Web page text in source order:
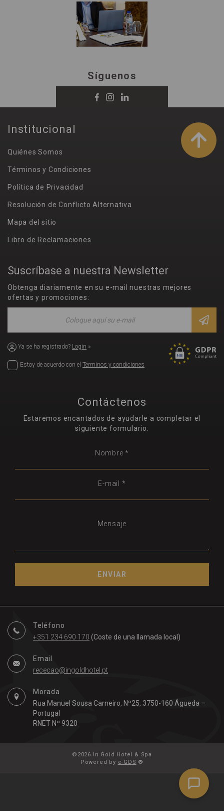
Síguenos
Institucional
Quiénes Somos
Términos y Condiciones
Política de Privacidad
Resolución de Conflicto Alternativa
Mapa del sitio
Libro de Reclamaciones
Suscríbase a nuestra Newsletter
Obtenga diariamente en su e-mail nuestras mejores
ofertas y promociones:
Ya se ha registrado? Login »
Estoy de acuerdo con el Términos y condiciones
Contáctenos
Estaremos encantados de ayudarle a completar el
siguiente formulario:
Nombre *
E-mail *
Mensaje
ENVIAR
Teléfono
+351 234 690 170 (Coste de una llamada local)
Email
rececao@ingoldhotel.pt
Morada
Rua Manuel Sousa Carneiro, Nº25, 3750-160 Águeda –
Portugal
RNET Nº 9320
©2026 In Gold Hotel & Spa
Powered by e-GDS ®